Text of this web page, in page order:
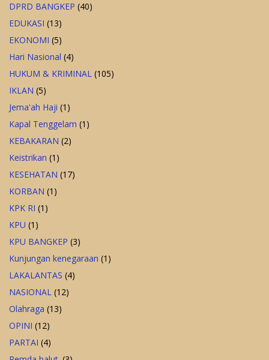
DPRD BANGKEP (40)
EDUKASI (13)
EKONOMI (5)
Hari Nasional (4)
HUKUM & KRIMINAL (105)
IKLAN (5)
Jema'ah Haji (1)
Kapal Tenggelam (1)
KEBAKARAN (2)
Keistrikan (1)
KESEHATAN (17)
KORBAN (1)
KPK RI (1)
KPU (1)
KPU BANGKEP (3)
Kunjungan kenegaraan (1)
LAKALANTAS (4)
NASIONAL (12)
Olahraga (13)
OPINI (12)
PARTAI (4)